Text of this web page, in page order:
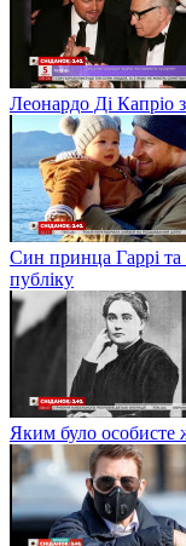
Леонардо Ді Капріо
Син принца Гаррі
публіку
Яким було особисте